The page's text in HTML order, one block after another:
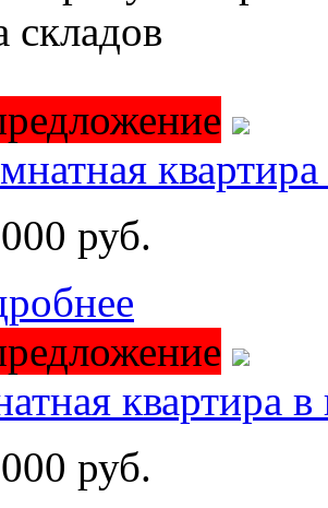
руб.
квартира
руб.